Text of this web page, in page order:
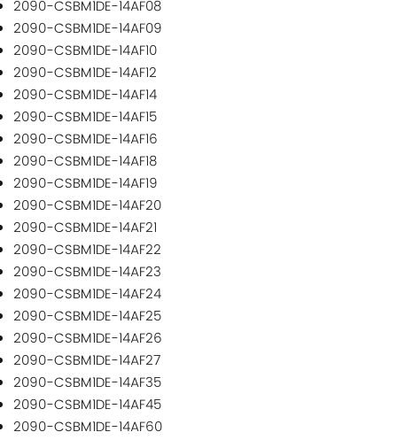
2090-CSBM1DE-14AF08
2090-CSBM1DE-14AF09
2090-CSBM1DE-14AF10
2090-CSBM1DE-14AF12
2090-CSBM1DE-14AF14
2090-CSBM1DE-14AF15
2090-CSBM1DE-14AF16
2090-CSBM1DE-14AF18
2090-CSBM1DE-14AF19
2090-CSBM1DE-14AF20
2090-CSBM1DE-14AF21
2090-CSBM1DE-14AF22
2090-CSBM1DE-14AF23
2090-CSBM1DE-14AF24
2090-CSBM1DE-14AF25
2090-CSBM1DE-14AF26
2090-CSBM1DE-14AF27
2090-CSBM1DE-14AF35
2090-CSBM1DE-14AF45
2090-CSBM1DE-14AF60